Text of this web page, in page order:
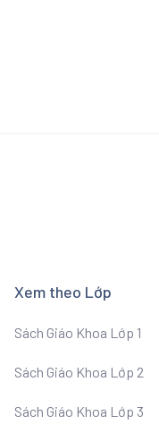
Xem theo Lớp
Sách Giáo Khoa Lớp 1
Sách Giáo Khoa Lớp 2
Sách Giáo Khoa Lớp 3